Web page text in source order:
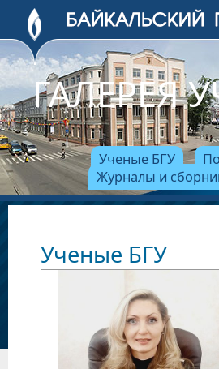
ГАЛЕРЕЯ
Ученые БГУ
Журналы и
Ученые БГУ